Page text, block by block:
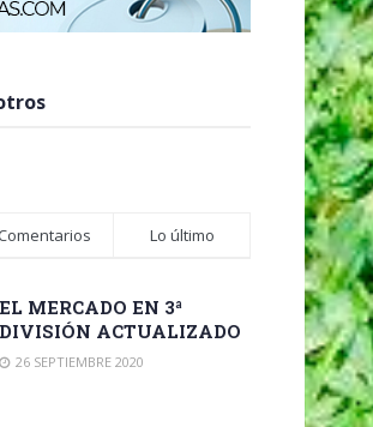
Lo último
EL MERCADO EN 3ª
DIVISIÓN ACTUALIZADO
26 SEPTIEMBRE 2020